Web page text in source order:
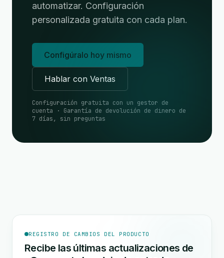
automatizar. Configuración
personalizada gratuita con cada plan.
Configúralo hoy mismo
Hablar con Ventas
Configuración gratuita con un gestor de
cuenta · Garantía de devolución de dinero de
7 días, sin preguntas
REGISTRO DE CAMBIOS DEL PRODUCTO
Recibe las últimas actualizaciones de